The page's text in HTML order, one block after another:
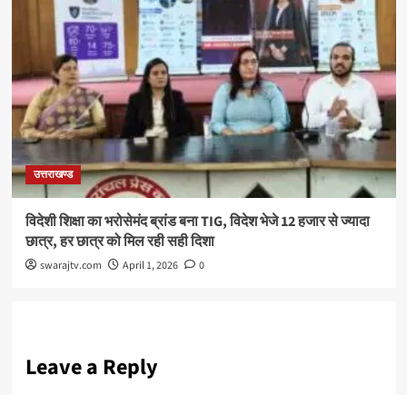
उत्तराखण्ड
विदेशी शिक्षा का भरोसेमंद ब्रांड बना TIG, विदेश भेजे 12 हजार से ज्यादा
छात्र, हर छात्र को मिल रही सही दिशा
swarajtv.com April 1, 2026 0
Leave a Reply